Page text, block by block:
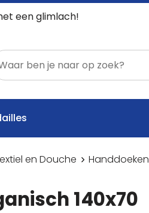
een glimlach!
en Douche Handdoeken
140x70